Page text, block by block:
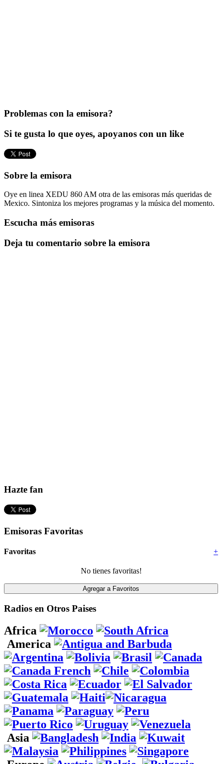
Problemas con la emisora?
Si te gusta lo que oyes, apoyanos con un like
Sobre la emisora
Oye en linea XEDU 860 AM otra de las emisoras más queridas de
Mexico. Sintoniza los mejores programas y la música del momento.
Escucha más emisoras
Deja tu comentario sobre la emisora
Hazte fan
Emisoras Favoritas
+
Favoritas
No tienes favoritas!
Radios en Otros Paises
Africa
America
Asia